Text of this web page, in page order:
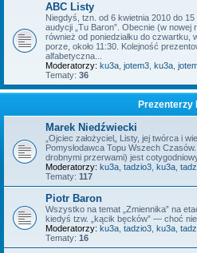
ABC Listy
Niegdyś, tzn. od 6 kwietnia 2010 do
audycji „Tu Baron”. Obecnie (w nowej
również od poniedziałku do czwartku,
porze, około 11:30. Kolejność
alfabetyczna...
Moderatorzy: ku3a jotem3 ku3a
Tematy: 36
Prezenterzy
Marek Niedźwiecki
„Ojciec założyciel„ Listy, jej twórca i
Pomysłodawca Topu Wszech
drobnymi przerwami) jest
Moderatorzy: ku3a tadzio3 ku3a
Tematy: 117
Piotr Baron
Wszystko na temat „Zmiennika” na
kiedyś tzw. „kącik bęcków” — choć
Moderatorzy: ku3a tadzio3 ku3a
Tematy: 16